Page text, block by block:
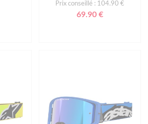
Prix conseillé : 104.90 €
69.90 €